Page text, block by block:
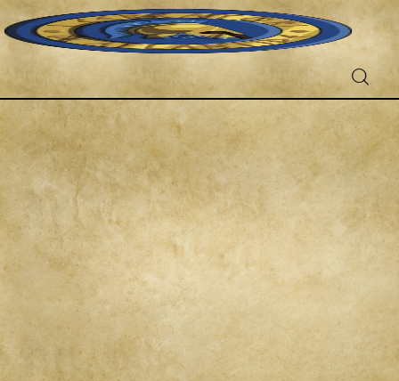
Fantascienza
Fantasy
Games
Recensioni
Libri e fumetti